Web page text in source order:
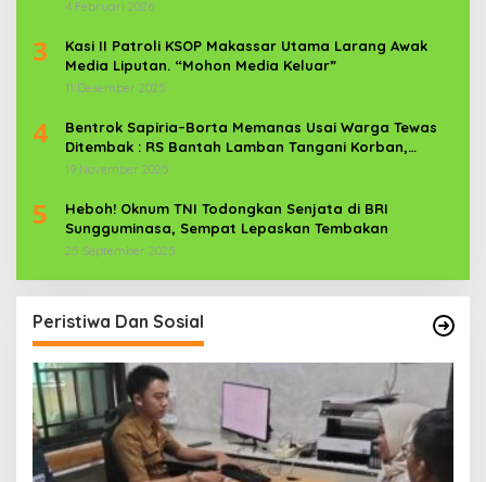
4 Februari 2026
3
Kasi II Patroli KSOP Makassar Utama Larang Awak
Media Liputan. “Mohon Media Keluar”
11 Desember 2025
4
Bentrok Sapiria–Borta Memanas Usai Warga Tewas
Ditembak : RS Bantah Lamban Tangani Korban,
Aparat TNI-POLRI Dikerahkan
19 November 2025
5
Heboh! Oknum TNI Todongkan Senjata di BRI
Sungguminasa, Sempat Lepaskan Tembakan
25 September 2025
Peristiwa Dan Sosial